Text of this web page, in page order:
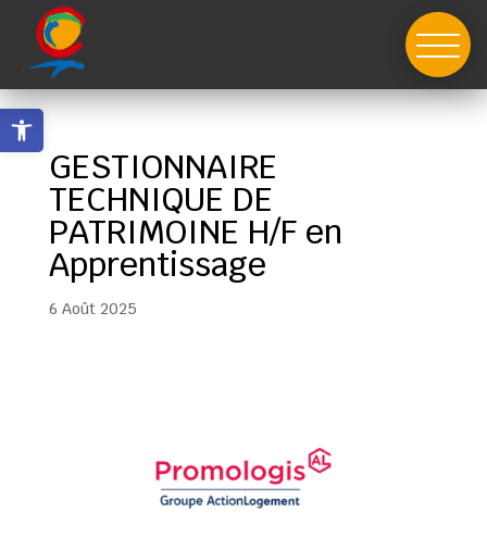
content
Ouvrir la barre d’outils
GESTIONNAIRE
TECHNIQUE DE
PATRIMOINE H/F en
Apprentissage
6 Août 2025